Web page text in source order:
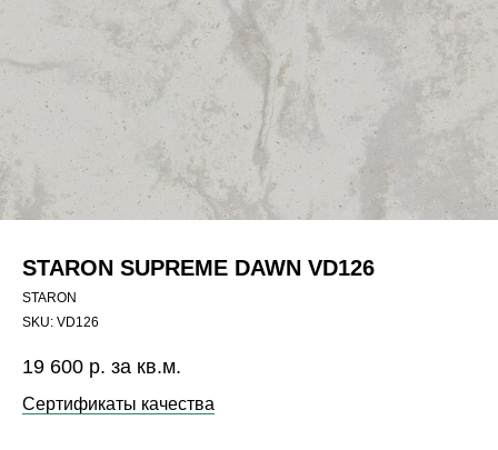
STARON SUPREME DAWN VD126
STARON
SKU: VD126
19 600 р. за кв.м.
Сертификаты качества